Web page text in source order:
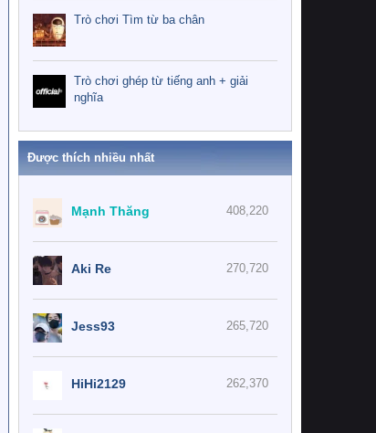
Trò chơi Tìm từ ba chân
Trò chơi ghép từ tiếng anh + giải
nghĩa
Được thích nhiều nhất
408,220
Mạnh Thăng
270,720
Aki Re
265,720
Jess93
262,370
HiHi2129